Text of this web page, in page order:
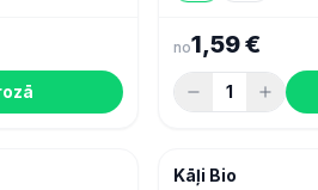
no1,59 €
1
Šodien
Kāļi Bio